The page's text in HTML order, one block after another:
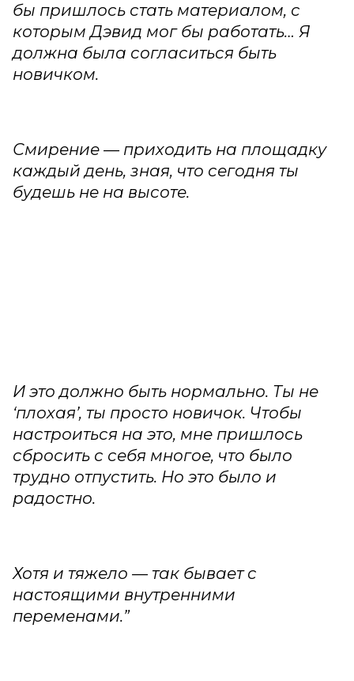
бы пришлось стать материалом, с
которым Дэвид мог бы работать… Я
должна была согласиться быть
новичком.
Смирение — приходить на площадку
каждый день, зная, что сегодня ты
будешь не на высоте.
И это должно быть нормально. Ты не
‘плохая’, ты просто новичок. Чтобы
настроиться на это, мне пришлось
сбросить с себя многое, что было
трудно отпустить. Но это было и
радостно.
Хотя и тяжело — так бывает с
настоящими внутренними
переменами.”